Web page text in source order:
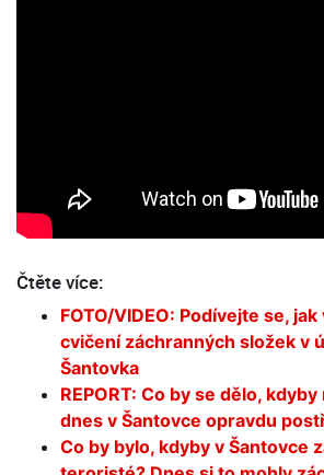
Čtěte více:
FOTO/VIDEO: Podívejte se,
cvičení záchranných složek v
Šantovka
REPORT: Co by se dělo,
dnes v Šantovce opravdu
Co by bylo, kdyby v Šantovce